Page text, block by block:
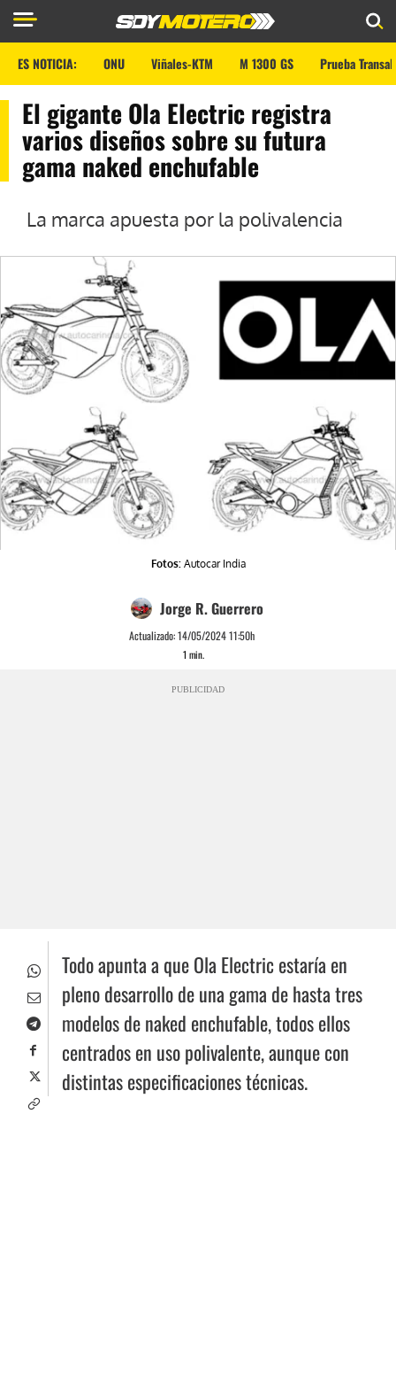
ES NOTICIA: ONU Viñales-KTM M 1300 GS Prueba
El gigante Ola Electric registra
varios diseños sobre su futura
gama naked enchufable
La marca apuesta por la polivalencia
Fotos:Autocar India
Jorge R. Guerrero
Actualizado:14/05/2024 11:50h
1 min.
PUBLICIDAD
Todo apunta a que Ola Electric estaría en
pleno desarrollo de una gama de hasta tres
modelos de naked enchufable, todos ellos
centrados en uso polivalente, aunque con
distintas especificaciones técnicas.